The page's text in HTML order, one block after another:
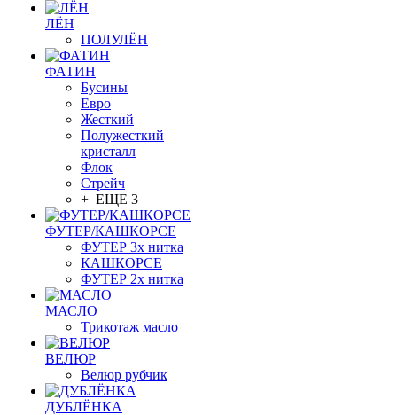
ЛЁН
ПОЛУЛЁН
ФАТИН
Бусины
Евро
Жесткий
Полужесткий
кристалл
Флок
Стрейч
+ ЕЩЕ 3
ФУТЕР/КАШКОРСЕ
ФУТЕР 3х нитка
КАШКОРСЕ
ФУТЕР 2х нитка
МАСЛО
Трикотаж масло
ВЕЛЮР
Велюр рубчик
ДУБЛЁНКА